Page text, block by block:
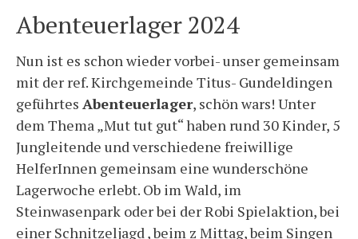
Abenteuerlager 2024
Nun ist es schon wieder vorbei- unser gemeinsam
mit der ref. Kirchgemeinde Titus- Gundeldingen
geführtes Abenteuerlager, schön wars! Unter
dem Thema „Mut tut gut“ haben rund 30 Kinder, 5
Jungleitende und verschiedene freiwillige
HelferInnen gemeinsam eine wunderschöne
Lagerwoche erlebt. Ob im Wald, im
Steinwasenpark oder bei der Robi Spielaktion, bei
einer Schnitzeljagd , beim z Mittag, beim Singen